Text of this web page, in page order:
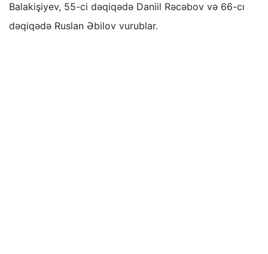
Balakişiyev, 55-ci dəqiqədə Daniil Rəcəbov və 66-cı
dəqiqədə Ruslan Əbilov vurublar.